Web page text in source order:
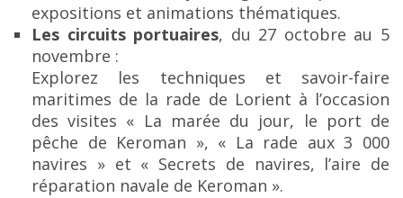
expositions et animations thématiques.
Les circuits portuaires, du 27 octobre au 5
novembre :
Explorez les techniques et savoir-faire
maritimes de la rade de Lorient à l’occasion
des visites « La marée du jour, le port de
pêche de Keroman », « La rade aux 3 000
navires » et « Secrets de navires, l’aire de
réparation navale de Keroman ».